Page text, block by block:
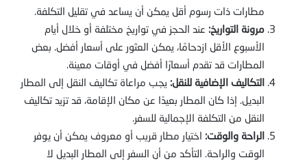
مطارات ذات رسوم أقل يمكن أن يساعد في تقليل التكلفة.
مرونة التواريخ: عند الحجز في تواريخ مختلفة أو خلال أيام
الأسبوع الأقل ازدحامًا، يمكن العثور على أسعار أفضل. بعض
المطارات قد تقدم أسعارًا أفضل في أوقات معينة.
التكاليف الإضافية للنقل: يجب مراعاة تكاليف النقل إلى المطار
البديل. إذا كان المطار بعيدًا عن مكان الإقامة، قد تزيد تكاليف
النقل من التكلفة الإجمالية للسفر.
الراحة والوقت: اختيار مطار قريب أو معروف يمكن أن يوفر
الوقت والراحة. التأكد من أن السفر إلى المطار البديل لا